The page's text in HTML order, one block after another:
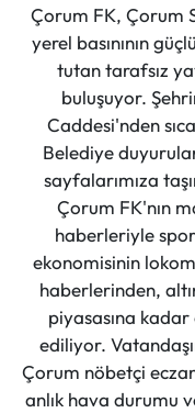
Çorum FK, Çorum
yerel basınının
tutan tarafsız
buluşuyor.
Caddesi'nden
Belediye
sayfalarımıza
Çorum FK'nın
haberleriyle
ekonomisinin
haberlerinden,
piyasasına
ediliyor.
Çorum nöbetçi
anlık hava durumu